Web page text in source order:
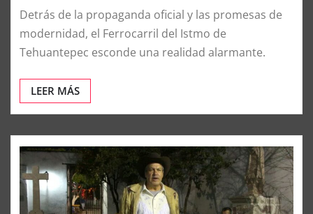
Detrás de la propaganda oficial y las promesas de
modernidad, el Ferrocarril del Istmo de
Tehuantepec esconde una realidad alarmante.
LEER MÁS